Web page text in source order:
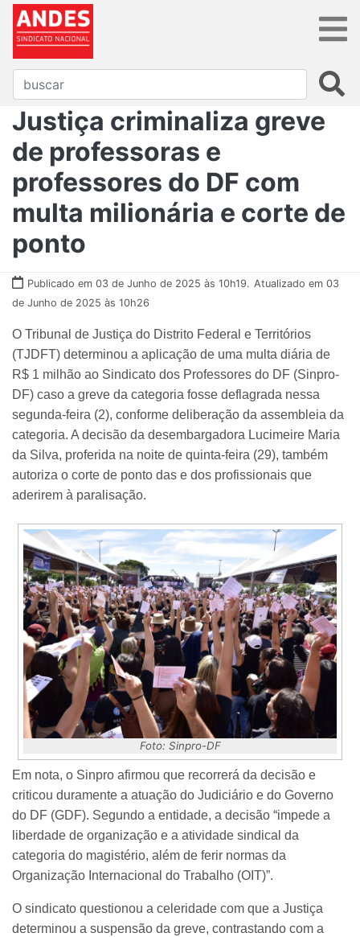
Justiça criminaliza greve
de professoras e
professores do DF com
multa milionária e corte de
ponto
Publicado em 03 de Junho de 2025 às 10h19. Atualizado em 03
de Junho de 2025 às 10h26
O Tribunal de Justiça do Distrito Federal e Territórios
(TJDFT) determinou a aplicação de uma multa diária de
R$ 1 milhão ao Sindicato dos Professores do DF (Sinpro-
DF) caso a greve da categoria fosse deflagrada nessa
segunda-feira (2), conforme deliberação da assembleia da
categoria. A decisão da desembargadora Lucimeire Maria
da Silva, proferida na noite de quinta-feira (29), também
autoriza o corte de ponto das e dos profissionais que
aderirem à paralisação.
Foto: Sinpro-DF
Em nota, o Sinpro afirmou que recorrerá da decisão e
criticou duramente a atuação do Judiciário e do Governo
do DF (GDF). Segundo a entidade, a decisão “impede a
liberdade de organização e a atividade sindical da
categoria do magistério, além de ferir normas da
Organização Internacional do Trabalho (OIT)”.
O sindicato questionou a celeridade com que a Justiça
determinou a suspensão da greve, contrastando com a